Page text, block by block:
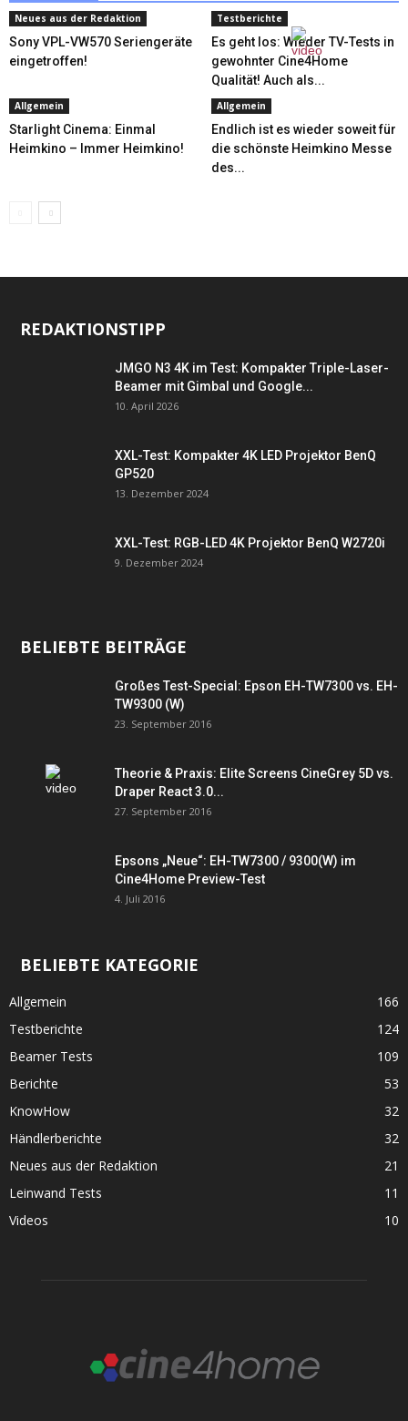
Neues aus der Redaktion
Sony VPL-VW570 Seriengeräte
eingetroffen!
Testberichte
Es geht los: Wieder TV-Tests in
gewohnter Cine4Home
Qualität! Auch als...
Allgemein
Starlight Cinema: Einmal
Heimkino – Immer Heimkino!
Allgemein
Endlich ist es wieder soweit für
die schönste Heimkino Messe
des...
REDAKTIONSTIPP
JMGO N3 4K im Test: Kompakter Triple-Laser-
Beamer mit Gimbal und Google...
10. April 2026
XXL-Test: Kompakter 4K LED Projektor BenQ
GP520
13. Dezember 2024
XXL-Test: RGB-LED 4K Projektor BenQ W2720i
9. Dezember 2024
BELIEBTE BEITRÄGE
Großes Test-Special: Epson EH-TW7300 vs. EH-
TW9300 (W)
23. September 2016
Theorie & Praxis: Elite Screens CineGrey 5D vs.
Draper React 3.0...
27. September 2016
Epsons „Neue“: EH-TW7300 / 9300(W) im
Cine4Home Preview-Test
4. Juli 2016
BELIEBTE KATEGORIE
Allgemein
166
Testberichte
124
Beamer Tests
109
Berichte
53
KnowHow
32
Händlerberichte
32
Neues aus der Redaktion
21
Leinwand Tests
11
Videos
10